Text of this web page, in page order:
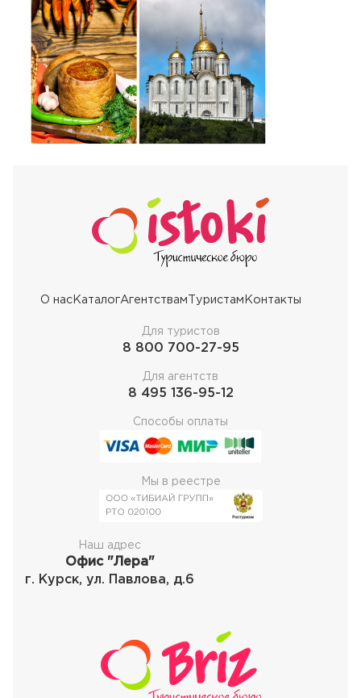
О насКаталогАгентствам Туристам Контакты
Для туристов
8 800 700-27-95
Для агентств
8 495 136-95-12
Способы оплаты
Мы в реестре
Наш адрес
Офис "Лера"
г. Курск, ул. Павлова, д.6